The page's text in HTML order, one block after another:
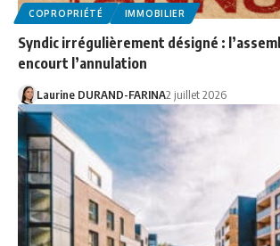
COPROPRIÉTÉ IMMOBILIER
Syndic irrégulièrement désigné :
encourt l’annulation
Laurine DURAND-FARINA2 juillet 2026